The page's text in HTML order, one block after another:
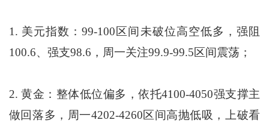
1. 美元指数：99-100区间未破位高空低多，强阻
100.6、强支98.6，周一关注99.9-99.5区间震荡；
2. 黄金：整体低位偏多，依托4100-4050强支撑主
做回落多，周一4202-4260区间高抛低吸，上破看